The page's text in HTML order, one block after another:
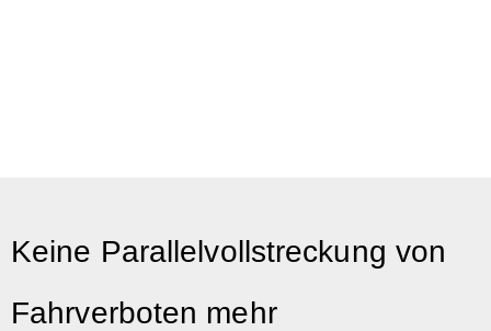
Keine Parallelvollstreckung von
Fahrverboten mehr